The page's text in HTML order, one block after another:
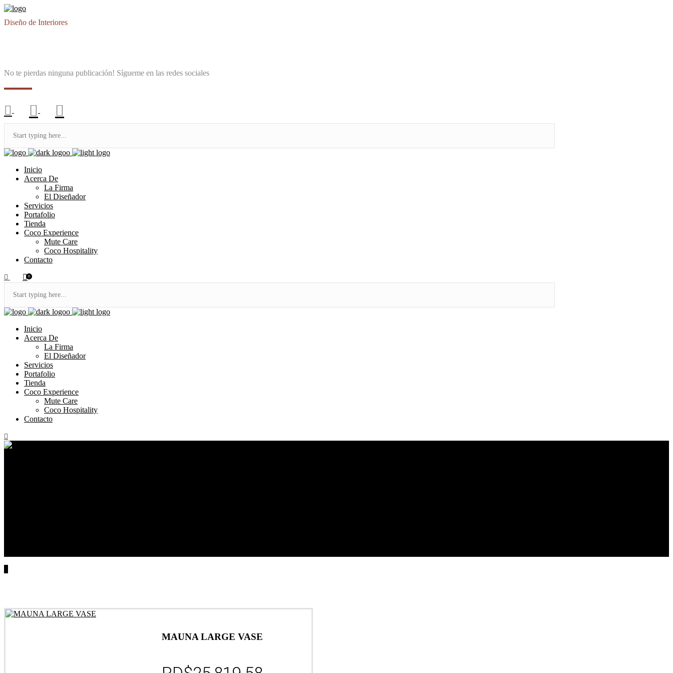
Diseño de Interiores
No te pierdas ninguna publicación! Sígueme en las redes sociales
Inicio
Acerca De
La Firma
El Diseñador
Servicios
Portafolio
Tienda
Coco Experience
Mute Care
Coco Hospitality
Contacto
0
Inicio
Acerca De
La Firma
El Diseñador
Servicios
Portafolio
Tienda
Coco Experience
Mute Care
Coco Hospitality
Contacto
MAUNA LARGE VASE